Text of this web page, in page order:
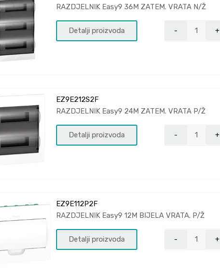
RAZDJELNIK Easy9 36M ZATEM. VRATA N/Ž
Detalji proizvoda
EZ9E212S2F
RAZDJELNIK Easy9 24M ZATEM. VRATA P/Ž
Detalji proizvoda
EZ9E112P2F
RAZDJELNIK Easy9 12M BIJELA VRATA. P/Ž
Detalji proizvoda